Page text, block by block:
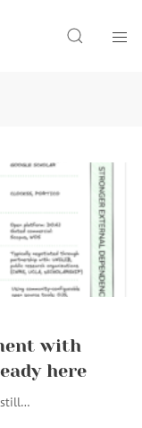
Search
with
here
still…